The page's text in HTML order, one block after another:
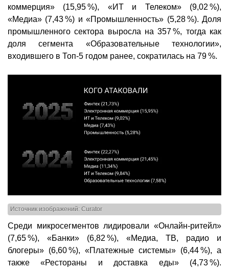
коммерция» (15,95 %), «ИТ и Телеком» (9,02 %),
«Медиа» (7,43 %) и «Промышленность» (5,28 %). Доля
промышленного сектора выросла на 357 %, тогда как
доля сегмента «Образовательные технологии»,
входившего в Топ-5 годом ранее, сократилась на 79 %.
Источник изображений: Curator
Среди микросегментов лидировали «Онлайн-ритейл»
(7,65 %), «Банки» (6,82 %), «Медиа, ТВ, радио и
блогеры» (6,60 %), «Платежные системы» (6,44 %), а
также «Рестораны и доставка еды» (4,73 %).